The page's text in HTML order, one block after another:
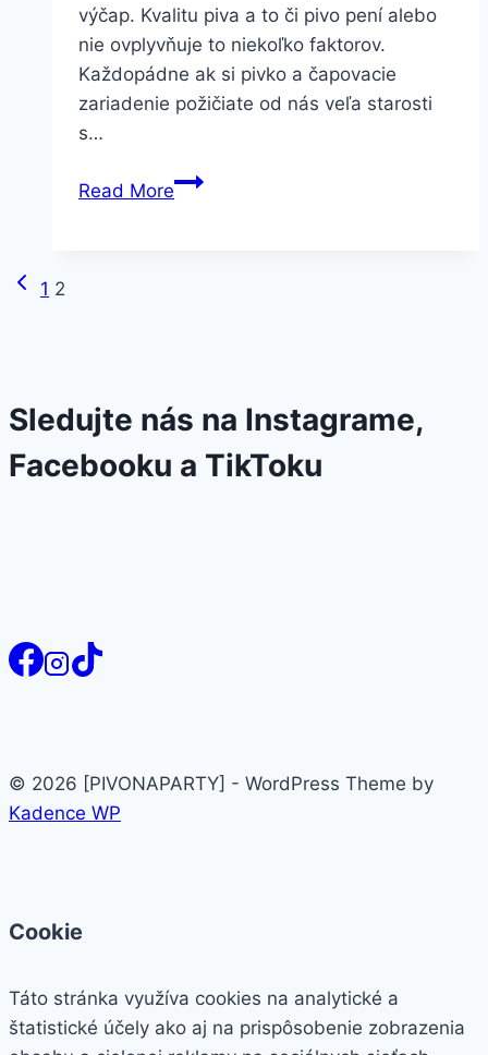
výčap. Kvalitu piva a to či pivo pení alebo
nie ovplyvňuje to niekoľko faktorov.
Každopádne ak si pivko a čapovacie
zariadenie požičiate od nás veľa starosti
s…
Read MorePrečo
Page
Previous
1 2
Sledujte nás na Instagrame,
Facebooku a TikToku
© 2026 [PIVONAPARTY] - WordPress Theme by
Kadence WP
Cookie
Táto stránka využíva cookies na analytické a
štatistické účely ako aj na prispôsobenie zobrazenia